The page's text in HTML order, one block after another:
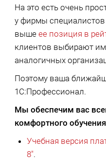
На это есть очень
у фирмы специалистов
выше ее позиция в
клиентов выбирают
аналогичных
Поэтому ваша
1С:Профессионал.
Мы обеспечим вас
комфортного
Учебная версия
8".